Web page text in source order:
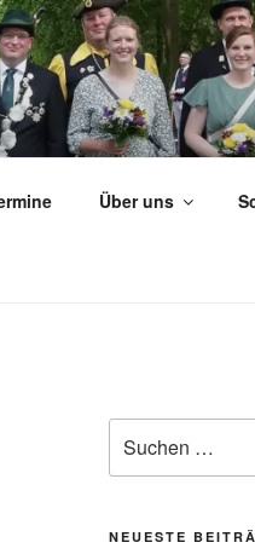
MILTE
Über uns
nach:
NEUESTE